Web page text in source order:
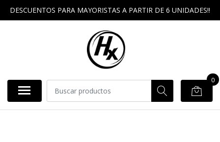
DESCUENTOS PARA MAYORISTAS A PARTIR DE 6 UNIDADES!!
0